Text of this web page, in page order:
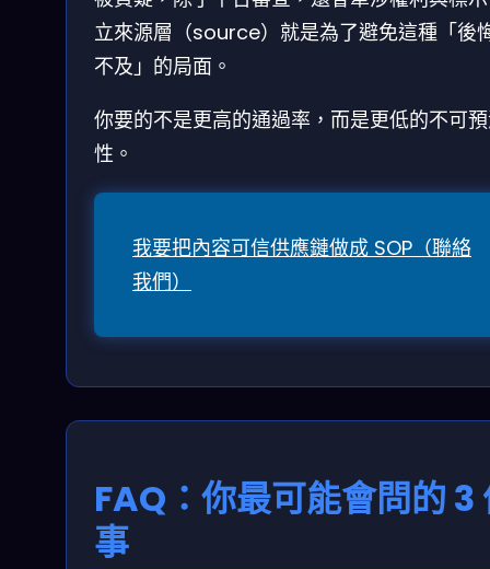
立來源層（source）就是為了避免這種「後
不及」的局面。
你要的不是更高的通過率，而是更低的不可
性。
我要把內容可信供應鏈做成 SOP（聯絡
我們）
FAQ：你最可能會問的 3
事